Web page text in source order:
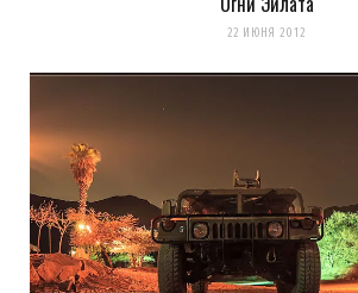
22 ИЮНЯ 2012